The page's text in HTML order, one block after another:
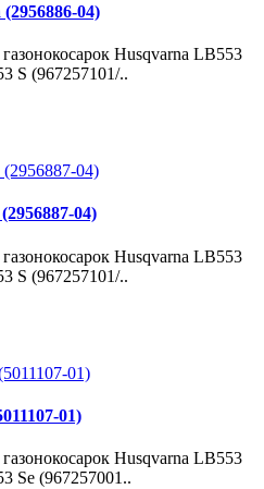
04)
Husqvarna LB553
S (967257101/..
04)
Husqvarna LB553
S (967257101/..
01)
Husqvarna LB553
Se (967257001..